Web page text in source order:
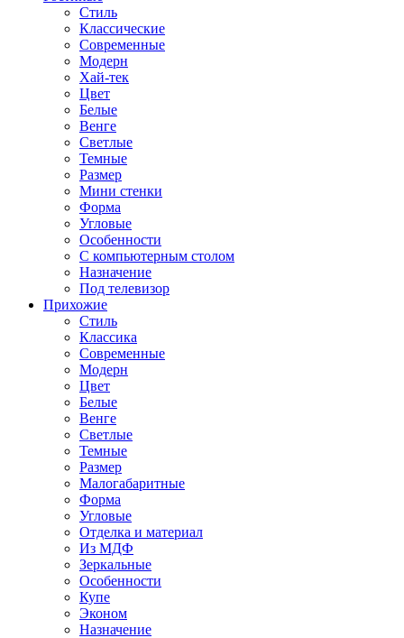
Стиль
Классические
Современные
Модерн
Хай-тек
Цвет
Белые
Венге
Светлые
Темные
Размер
Мини стенки
Форма
Угловые
Особенности
С компьютерным столом
Назначение
Под телевизор
Прихожие
Стиль
Классика
Современные
Модерн
Цвет
Белые
Венге
Светлые
Темные
Размер
Малогабаритные
Форма
Угловые
Отделка и материал
Из МДФ
Зеркальные
Особенности
Купе
Эконом
Назначение